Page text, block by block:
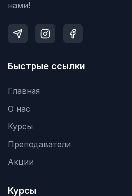
нами!
Быстрые ссылки
Главная
О нас
Курсы
Преподаватели
Акции
Курсы